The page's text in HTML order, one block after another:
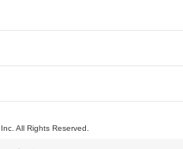
All Rights Reserved.